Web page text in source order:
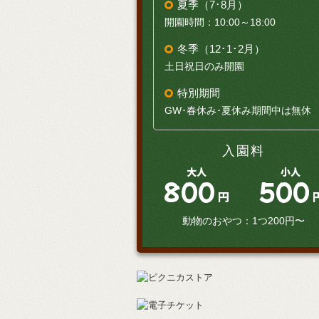
夏季（7･8月）
開園時間：10:00～18:00
冬季（12･1･2月）
土日祝日のみ開園
特別期間
GW･春休み･夏休み期間中は無休
入園料
大人
800 円
小人
500
動物のおやつ：1つ200円〜